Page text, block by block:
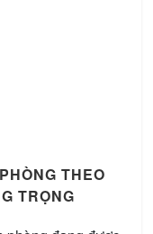
THEO
TRỌNG